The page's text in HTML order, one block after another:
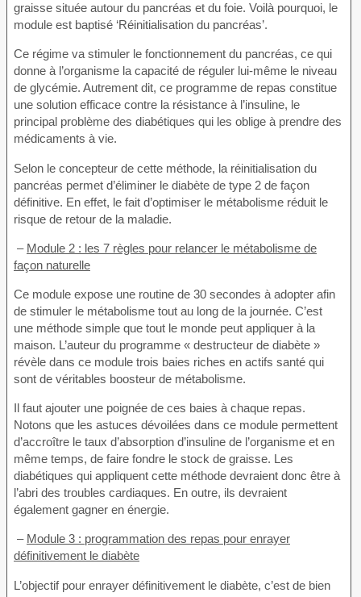
graisse située autour du pancréas et du foie. Voilà pourquoi, le
module est baptisé ‘Réinitialisation du pancréas’.
Ce régime va stimuler le fonctionnement du pancréas, ce qui
donne à l’organisme la capacité de réguler lui-même le niveau
de glycémie. Autrement dit, ce programme de repas constitue
une solution efficace contre la résistance à l’insuline, le
principal problème des diabétiques qui les oblige à prendre des
médicaments à vie.
Selon le concepteur de cette méthode, la réinitialisation du
pancréas permet d’éliminer le diabète de type 2 de façon
définitive. En effet, le fait d’optimiser le métabolisme réduit le
risque de retour de la maladie.
– Module 2 : les 7 règles pour relancer le métabolisme de
façon naturelle
Ce module expose une routine de 30 secondes à adopter afin
de stimuler le métabolisme tout au long de la journée. C’est
une méthode simple que tout le monde peut appliquer à la
maison. L’auteur du programme « destructeur de diabète »
révèle dans ce module trois baies riches en actifs santé qui
sont de véritables boosteur de métabolisme.
Il faut ajouter une poignée de ces baies à chaque repas.
Notons que les astuces dévoilées dans ce module permettent
d’accroître le taux d’absorption d’insuline de l’organisme et en
même temps, de faire fondre le stock de graisse. Les
diabétiques qui appliquent cette méthode devraient donc être à
l’abri des troubles cardiaques. En outre, ils devraient
également gagner en énergie.
– Module 3 : programmation des repas pour enrayer
définitivement le diabète
L’objectif pour enrayer définitivement le diabète, c’est de bien